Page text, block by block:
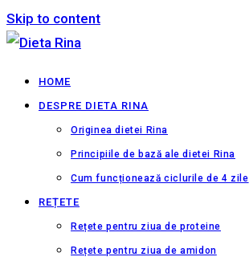
Skip to content
HOME
DESPRE DIETA RINA
Originea dietei Rina
Principiile de bază ale dietei Rina
Cum funcționează ciclurile de 4 zile
REȚETE
Rețete pentru ziua de proteine
Rețete pentru ziua de amidon